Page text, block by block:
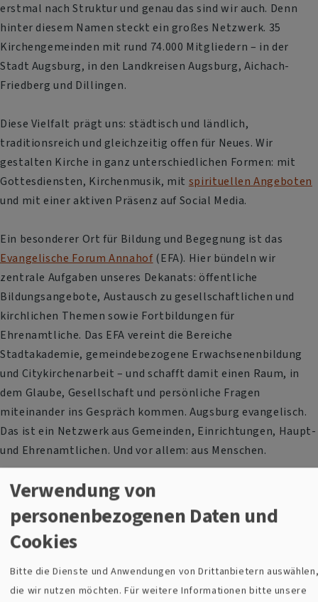
erstmal nach Struktur und genau das sind wir auch. Denn
hinter diesem Namen steckt ein großes Netzwerk. 35
Kirchengemeinden mit rund 74.000 Mitgliedern – in der
Stadt Augsburg, in den Landkreisen Augsburg, Aichach-
Friedberg und Dillingen.
Diese Vielfalt prägt uns: städtisch und ländlich,
traditionsreich und gleichzeitig offen für Neues. Wir
gestalten Kirche in ganz unterschiedlichen Formen: mit
Gottesdiensten, Kirchenmusik, mit spirituellen Angeboten
und mit einer aktiven Präsenz auf Social Media.
Ein besonderer Ort für Bildung und Begegnung ist das
Evangelische Forum Annahof(EFA). Hier bündeln wir
zentrale Aufgaben unseres Dekanats: öffentliche
Bildungsangebote, Austausch zu gesellschaftlichen und
kirchlichen Themen sowie Fortbildungen für
Ehrenamtliche. Das EFA vereint die Bereiche
Stadtakademie, gemeindebezogene Erwachsenenbildung
und Citykirchenarbeit – und schafft damit einen Raum, in
dem Glaube, Gesellschaft und persönliche Fragen
miteinander ins Gespräch kommen. Augsburg evangelisch.
Das ist ein Netzwerk aus Gemeinden, Einrichtungen, Haupt-
und Ehrenamtlichen. Und vor allem: aus Menschen.
Verwendung von
personenbezogenen Daten und
Cookies
Bitte die Dienste und Anwendungen von Drittanbietern
die wir nutzen möchten.Für weitere Informationen bitte unsere